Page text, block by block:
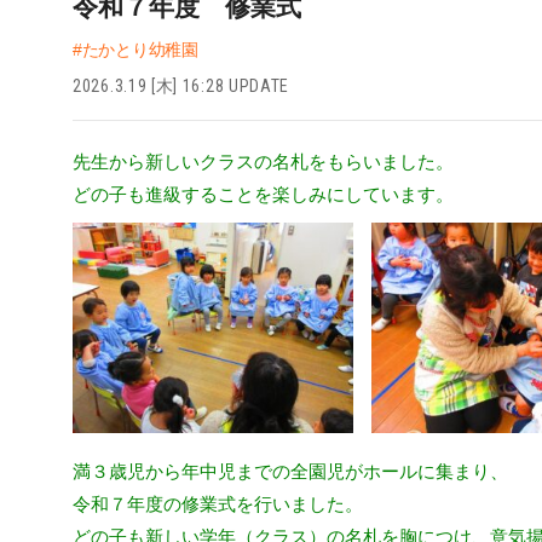
令和７年度 修業式
#たかとり幼稚園
2026.3.19 [木] 16:28 UPDATE
先生から新しいクラスの名札をもらいました。
どの子も進級することを楽しみにしています。
満３歳児から年中児までの全園児がホールに集まり、
令和７年度の修業式を行いました。
どの子も新しい学年（クラス）の名札を胸につけ、意気